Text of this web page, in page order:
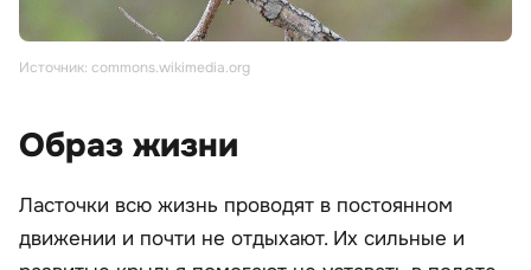
Источник: commons.wikimedia.org
Образ жизни
Ласточки всю жизнь проводят в постоянном
движении и почти не отдыхают. Их сильные и